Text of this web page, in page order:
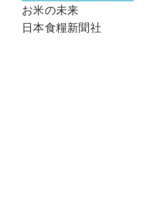
お米の未来
日本食糧新聞社